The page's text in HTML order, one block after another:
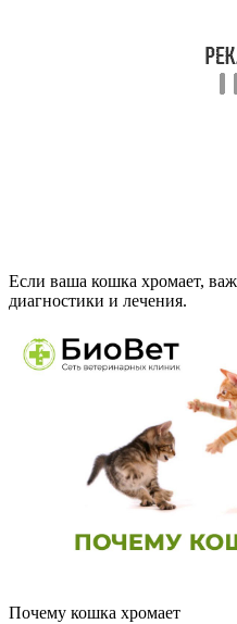
Если ваша кошка хромает,
диагностики и лечения.
Почему кошка хромает